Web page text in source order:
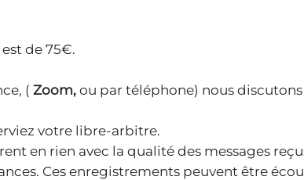
de 75€.
( Zoom, ou par téléphone) nous
votre libre-arbitre.
en rien avec la qualité des messages
Ces enregistrements peuvent être